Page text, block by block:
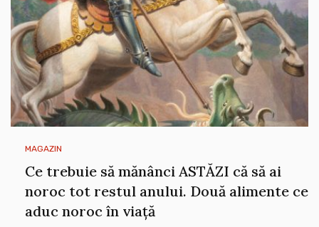
MAGAZIN
Ce trebuie să mănânci ASTĂZI că să ai
noroc tot restul anului. Două alimente ce
aduc noroc în viață